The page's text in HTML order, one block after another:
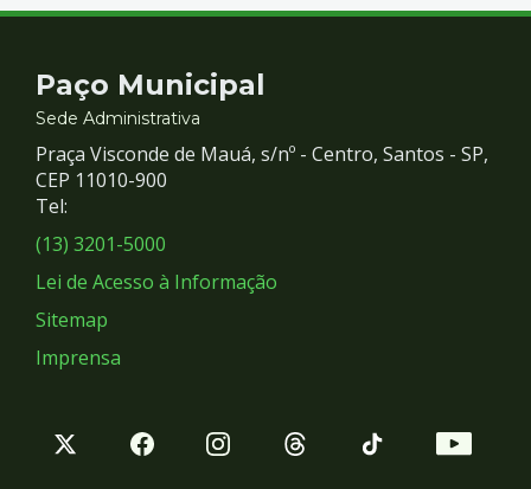
Contato
e
Redes
Sociais
Paço Municipal
Sede Administrativa
Praça Visconde de Mauá, s/nº - Centro, Santos - SP,
CEP 11010-900
Tel:
(13) 3201-5000
Lei de Acesso à Informação
Sitemap
Imprensa